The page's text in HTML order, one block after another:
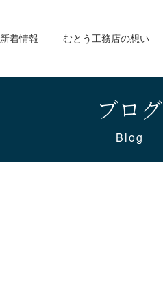
新着情報 むとう工務店の想い
ブログ
Blog